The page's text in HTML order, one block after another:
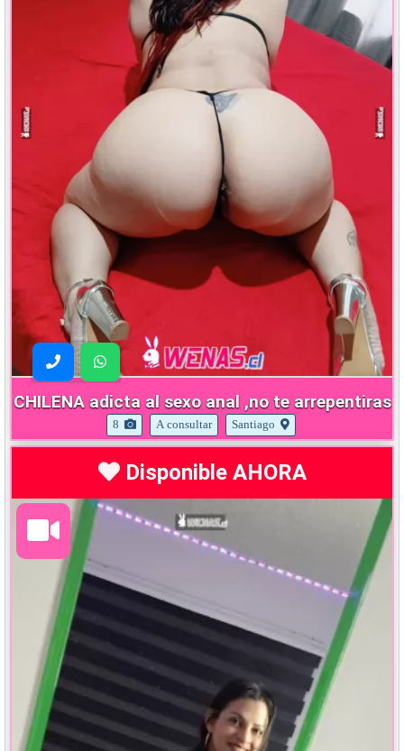
CHILENA adicta al sexo anal ,no te arrepentiras
8 A consultar Santiago
Disponible AHORA